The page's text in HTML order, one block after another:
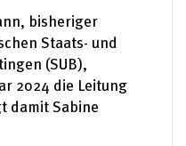
bisheriger
Staats- und
(SUB),
2024 die Leitung
damit Sabine